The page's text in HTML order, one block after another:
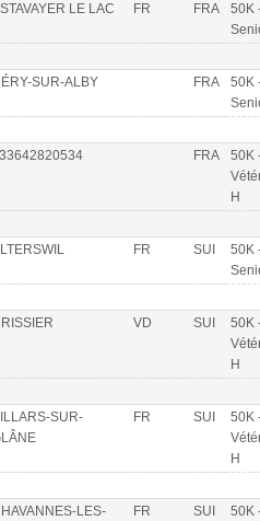
LE LAC FR FRA
50K
SUR-ALBY FRA
50K
FRA
50K
H
FR SUI
50K
VD SUI
50K
H
SUR-
FR SUI
50K
H
LES-
FR SUI
50K